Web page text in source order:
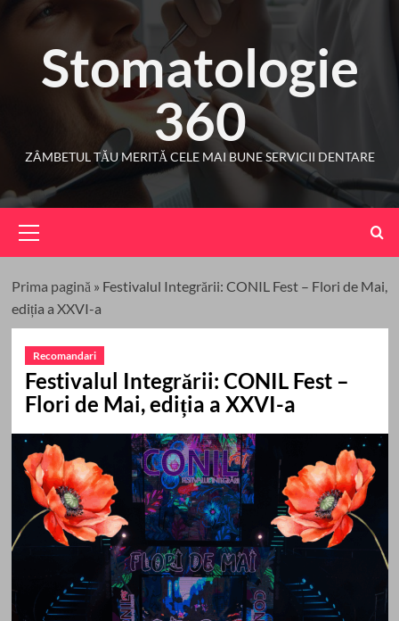
contentStomatologie
360
ZÂMBETUL TĂU MERITĂ CELE MAI BUNE SERVICII DENTARE
Menu
Prima pagină » Festivalul Integrării: CONIL Fest – Flori de Mai,
ediția a XXVI-a
Recomandari
Festivalul Integrării: CONIL Fest –
Flori de Mai, ediția a XXVI-a